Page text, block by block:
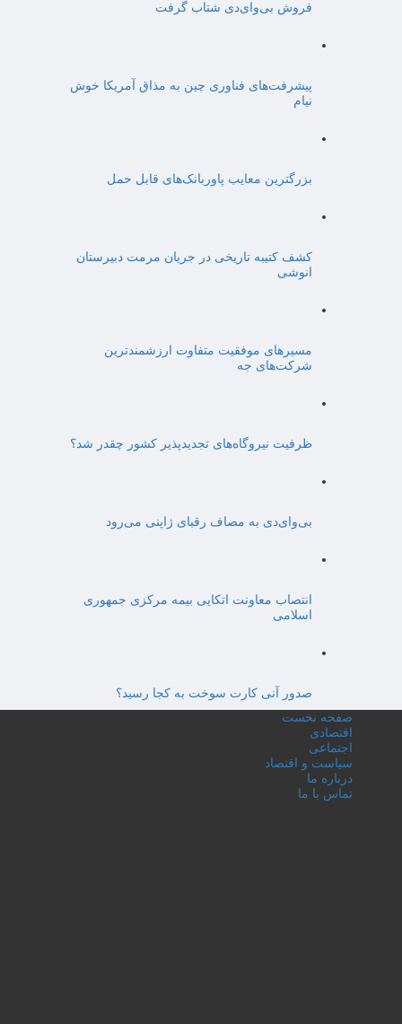
فروش بی‌وای‌دی شتاب گرفت
پیشرفت‌های فناوری چین به مذاق آمریکا خوش
نیام
بزرگترین معایب پاوربانک‌های قابل حمل
کشف کتیبه تاریخی در جریان مرمت دبیرستان
انوشی
مسیرهای موفقیت متفاوت ارزشمندترین
شرکت‌های جه
ظرفیت نیروگاه‌های تجدیدپذیر کشور چقدر شد؟
بی‌وای‌دی به مصاف رقبای ژاپنی می‌رود
انتصاب معاونت اتکایی بیمه مرکزی جمهوری
اسلامی
صدور آنی کارت سوخت به کجا رسید؟
صفحه نخست
اقتصادی
اجتماعی
سیاست و اقتصاد
درباره ما
تماس با ما